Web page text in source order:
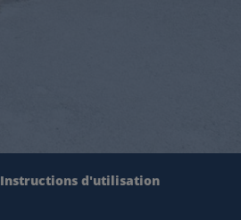
Instructions d'utilisation